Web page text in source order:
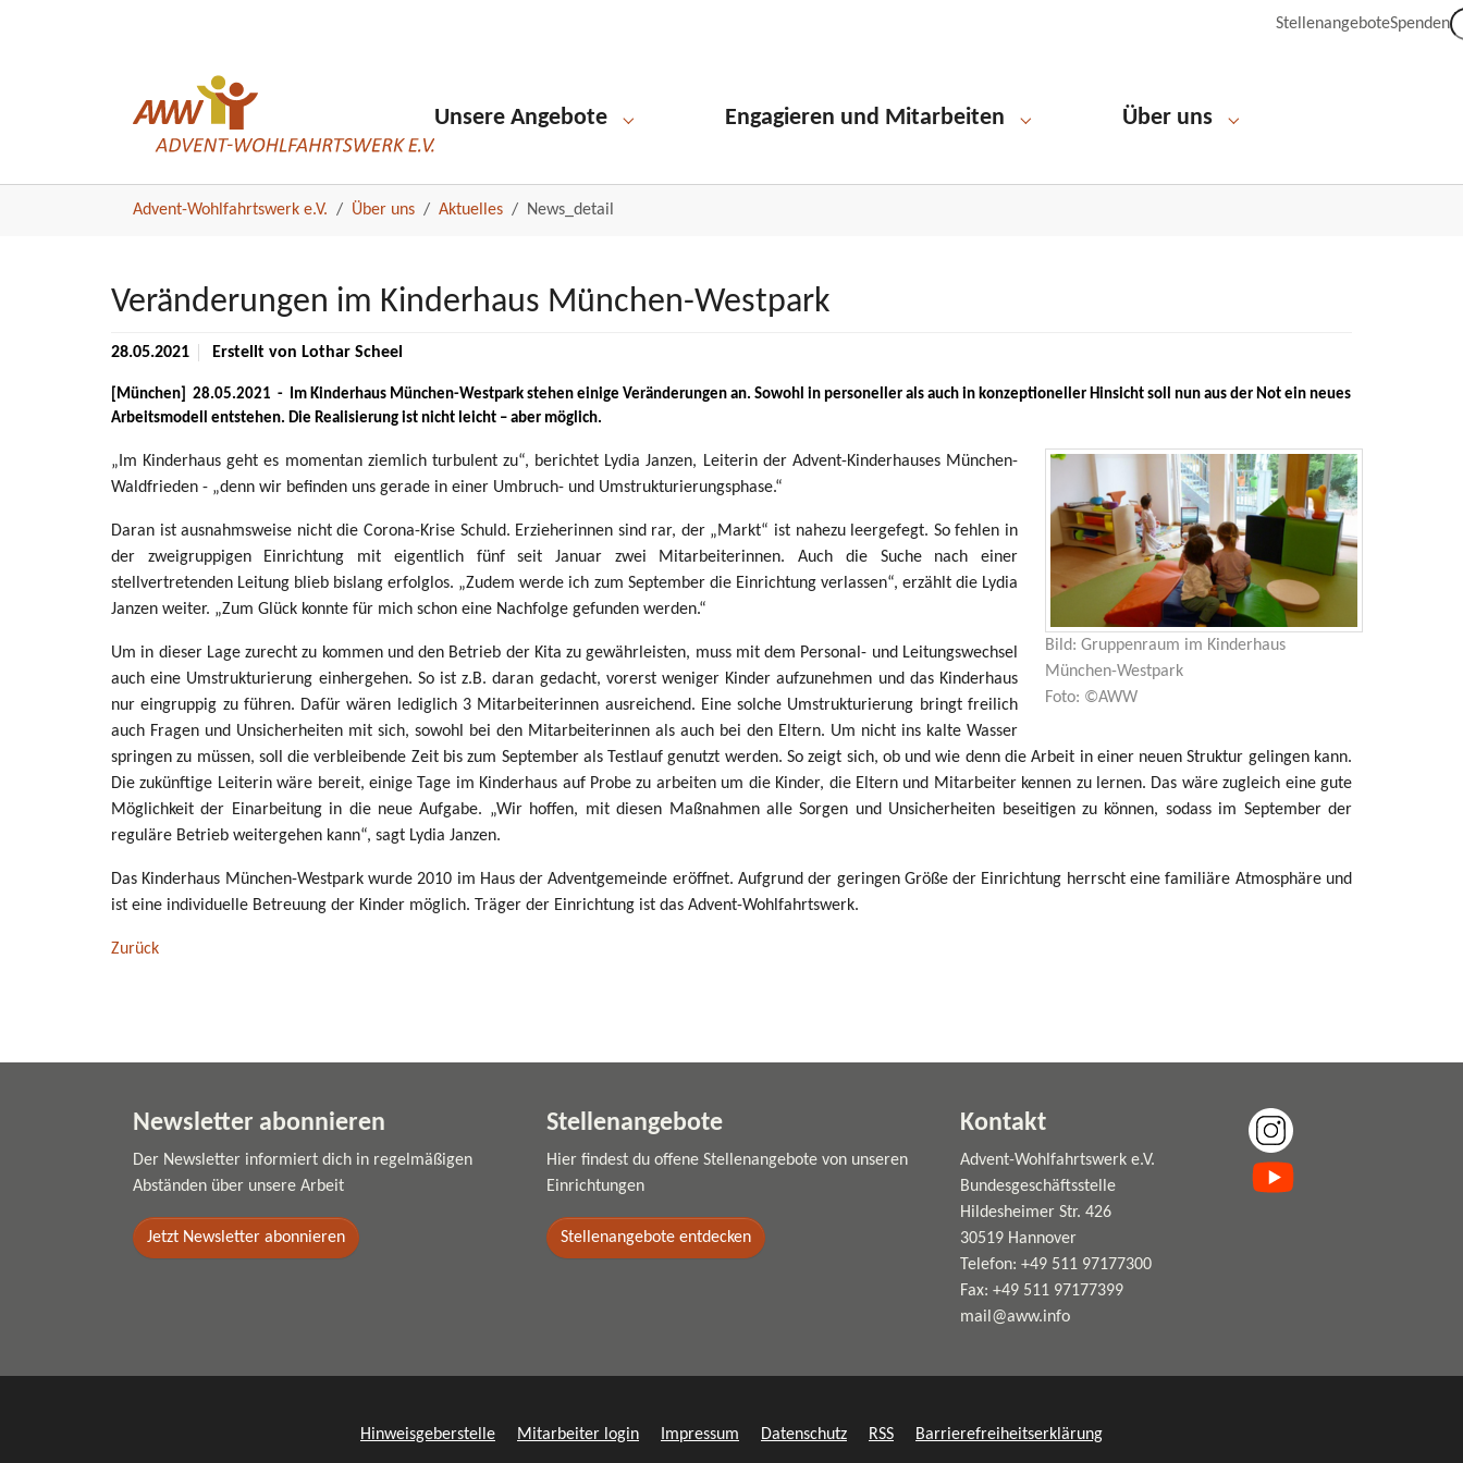
StellenangeboteSpenden
Unsere Angebote Submenu for "Unsere Angebote"
Engagieren und Mitarbeiten Submenu for "Engagieren und Mitarbeiten"
Über uns Submenu for "Über uns"
Advent-Wohlfahrtswerk e.V.
Über uns Aktuelles News_detail
Veränderungen im Kinderhaus München-Westpark
News Artikel
28.05.2021 Erstellt von Lothar Scheel
[München] 28.05.2021 - Im Kinderhaus München-Westpark stehen einige Veränderungen an. Sowohl in personeller als auch in konzeptioneller Hinsicht soll nun aus der Not ein neues
Arbeitsmodell entstehen. Die Realisierung ist nicht leicht – aber möglich.
Bild: Gruppenraum im Kinderhaus
München-Westpark
Foto: ©AWW
„Im Kinderhaus geht es momentan ziemlich turbulent zu“, berichtet Lydia Janzen, Leiterin der Advent-Kinderhauses München-
Waldfrieden - „denn wir befinden uns gerade in einer Umbruch- und Umstrukturierungsphase.“
Daran ist ausnahmsweise nicht die Corona-Krise Schuld. Erzieherinnen sind rar, der „Markt“ ist nahezu leergefegt. So fehlen in
der zweigruppigen Einrichtung mit eigentlich fünf seit Januar zwei Mitarbeiterinnen. Auch die Suche nach einer
stellvertretenden Leitung blieb bislang erfolglos. „Zudem werde ich zum September die Einrichtung verlassen“, erzählt die Lydia
Janzen weiter. „Zum Glück konnte für mich schon eine Nachfolge gefunden werden.“
Um in dieser Lage zurecht zu kommen und den Betrieb der Kita zu gewährleisten, muss mit dem Personal- und Leitungswechsel
auch eine Umstrukturierung einhergehen. So ist z.B. daran gedacht, vorerst weniger Kinder aufzunehmen und das Kinderhaus
nur eingruppig zu führen. Dafür wären lediglich 3 Mitarbeiterinnen ausreichend. Eine solche Umstrukturierung bringt freilich
auch Fragen und Unsicherheiten mit sich, sowohl bei den Mitarbeiterinnen als auch bei den Eltern. Um nicht ins kalte Wasser
springen zu müssen, soll die verbleibende Zeit bis zum September als Testlauf genutzt werden. So zeigt sich, ob und wie denn die Arbeit in einer neuen Struktur gelingen kann.
Die zukünftige Leiterin wäre bereit, einige Tage im Kinderhaus auf Probe zu arbeiten um die Kinder, die Eltern und Mitarbeiter kennen zu lernen. Das wäre zugleich eine gute
Möglichkeit der Einarbeitung in die neue Aufgabe. „Wir hoffen, mit diesen Maßnahmen alle Sorgen und Unsicherheiten beseitigen zu können, sodass im September der
reguläre Betrieb weitergehen kann“, sagt Lydia Janzen.
Das Kinderhaus München-Westpark wurde 2010 im Haus der Adventgemeinde eröffnet. Aufgrund der geringen Größe der Einrichtung herrscht eine familiäre Atmosphäre und
ist eine individuelle Betreuung der Kinder möglich. Träger der Einrichtung ist das Advent-Wohlfahrtswerk.
Zurück
Newsletter abonnieren
Der Newsletter informiert dich in regelmäßigen
Abständen über unsere Arbeit
Jetzt Newsletter abonnieren
Stellenangebote
Hier findest du offene Stellenangebote von unseren
Einrichtungen
Stellenangebote entdecken
Kontakt
Advent-Wohlfahrtswerk e.V.
Bundesgeschäftsstelle
Hildesheimer Str. 426
30519 Hannover
Telefon: +49 511 97177300
Fax: +49 511 97177399
mail@aww.info
Hinweisgeberstelle Mitarbeiter login Impressum Datenschutz RSS Barrierefreiheitserklärung